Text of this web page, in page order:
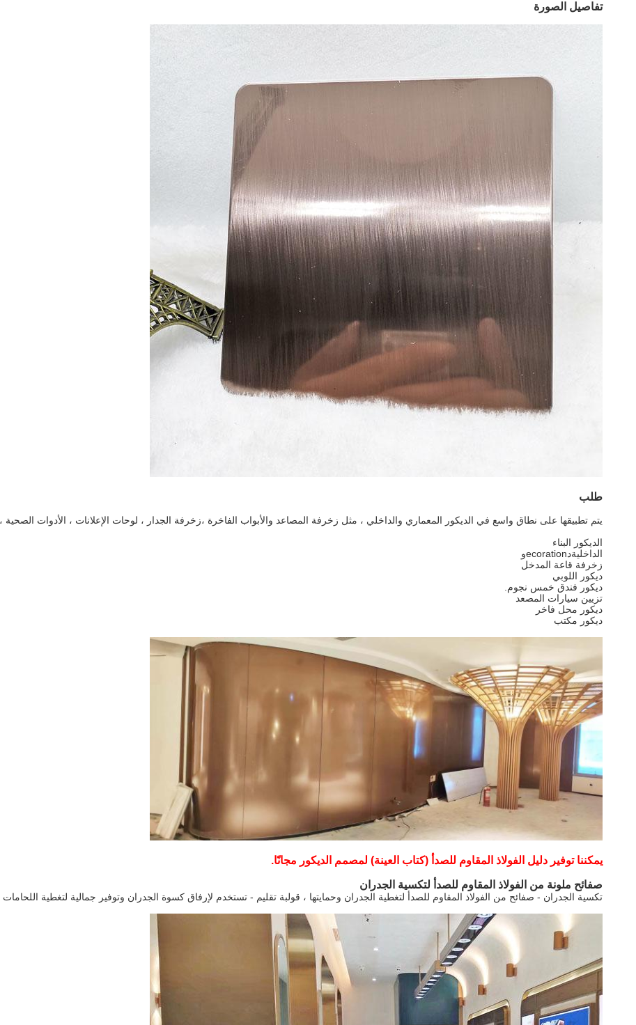
تفاصيل الصورة
طلب
يتم تطبيقها على نطاق واسع في الديكور المعماري والداخلي ، مثل زخرفة المصاعد والأبواب الفاخرة ،زخرفة الجدار ، لوحات الإعلانات ، الأدوات
الديكور البناء
الداخليةدecorationو
زخرفة قاعة المدخل
ديكور اللوبي
ديكور فندق خمس نجوم.
تزيين سيارات المصعد
ديكور محل فاخر
ديكور مكتب
يمكننا توفير دليل الفولاذ المقاوم للصدأ (كتاب العينة) لمصمم الديكور مجانًا.
صفائح ملونة من الفولاذ المقاوم للصدأ لتكسية الجدران
تكسية الجدران - صفائح من الفولاذ المقاوم للصدأ لتغطية الجدران وحمايتها ، قولبة تقليم - تستخدم لإرفاق كسوة الجدران وتوفير جمالية لتغطية اللحامات